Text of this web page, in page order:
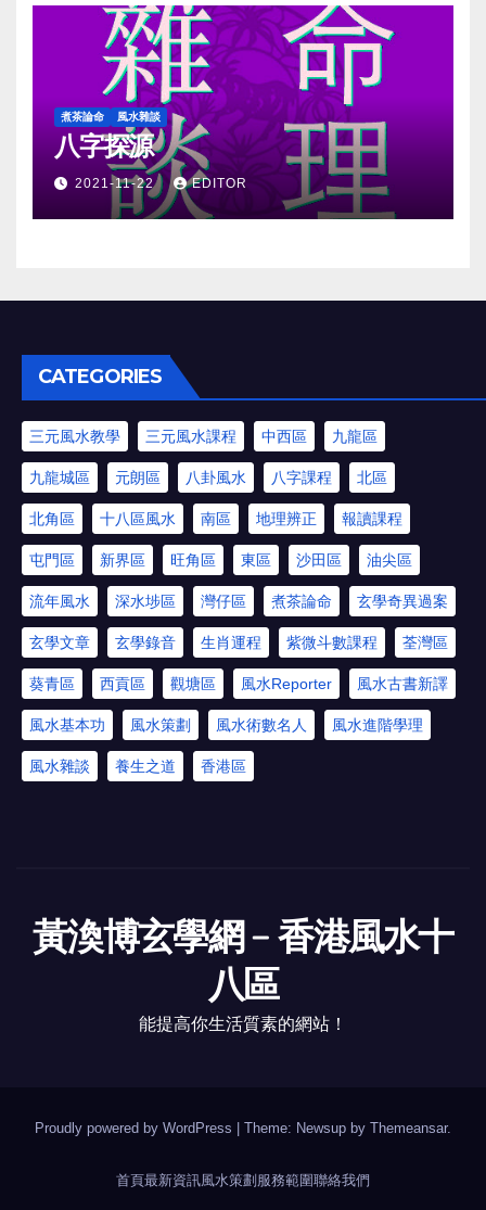
煮茶論命 風水雜談
八字探源
2021-11-22 EDITOR
CATEGORIES
三元風水教學 三元風水課程 中西區 九龍區
九龍城區 元朗區 八卦風水 八字課程 北區
北角區 十八區風水 南區 地理辨正 報讀課程
屯門區 新界區 旺角區 東區 沙田區 油尖區
流年風水 深水埗區 灣仔區 煮茶論命 玄學奇異過案
玄學文章 玄學錄音 生肖運程 紫微斗數課程 荃灣區
葵青區 西貢區 觀塘區 風水Reporter 風水古書新譯
風水基本功 風水策劃 風水術數名人 風水進階學理
風水雜談 養生之道 香港區
黃渙博玄學網﹣香港風水十
八區
能提高你生活質素的網站！
Proudly powered by WordPress Theme: Newsup by Themeansar.
首頁最新資訊風水策劃 服務範圍聯絡我們